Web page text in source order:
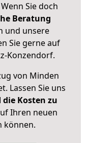
Sie doch
Beratung
und unsere
Sie gerne auf
Konzendorf.
von Minden
Lassen Sie uns
die Kosten zu
Ihren neuen
können.